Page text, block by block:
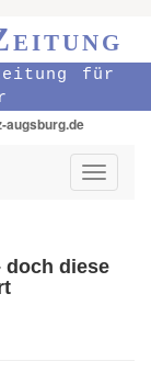
für
augsburg.de
Toggle
doch diese